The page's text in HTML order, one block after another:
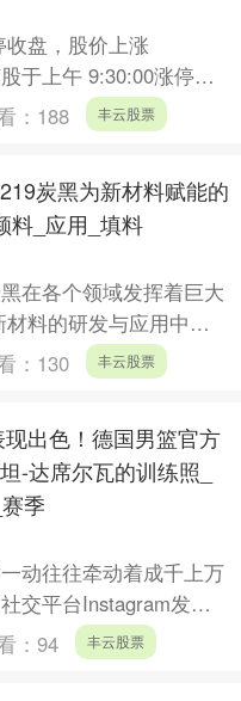
收盘，股价上涨
于上午 9:30:00涨停。
....
： 188 丰云股票
炭黑为新材料赋能的
料_应用_填料
在各个领域发挥着巨大
料的研发与应用中具
的性能特点、应用领
： 130 丰云股票
出色！德国男篮官方
-达席尔瓦的训练照_
季
动往往牵动着成千上万
交平台Instagram发布
迷的注意。这次，德国
： 94 丰云股票